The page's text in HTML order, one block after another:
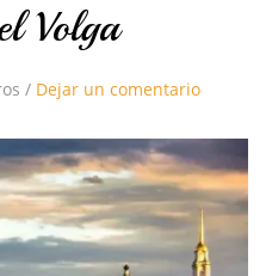
Volga
/ Dejar un comentario